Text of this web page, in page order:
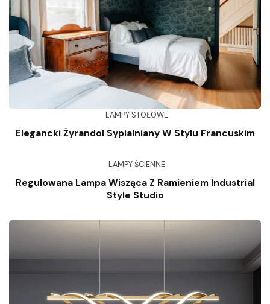
LAMPY STOŁOWE
Elegancki Żyrandol Sypialniany W Stylu Francuskim
LAMPY ŚCIENNE
Regulowana Lampa Wisząca Z Ramieniem Industrial
Style Studio